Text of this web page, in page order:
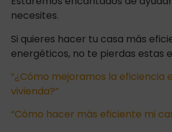
necesites.
Si quieres hacer tu casa más
energéticos, no te pierdas estas
“¿Cómo mejoramos la eficiencia
vivienda?”
“Cómo hacer más eficiente mi